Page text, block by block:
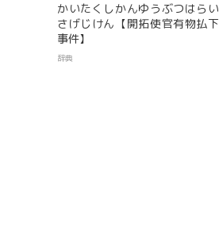
かいたくしかんゆうぶつはらい
さげじけん【開拓使官有物払下
事件】
辞典